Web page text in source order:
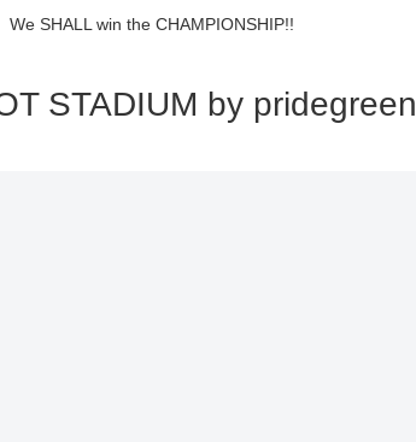
We SHALL win the CHAMPIONSHIP!!
STADIUM by pridegreen